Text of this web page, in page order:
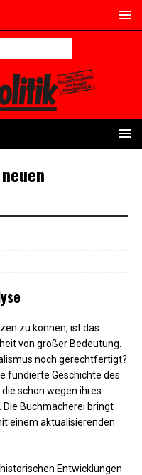
zu können, ist das
von großer Bedeutung.
noch gerechtfertigt?
fundierte Geschichte des
schon wegen ihres
Buchmacherei bringt
einem aktualisierenden
Entwicklungen